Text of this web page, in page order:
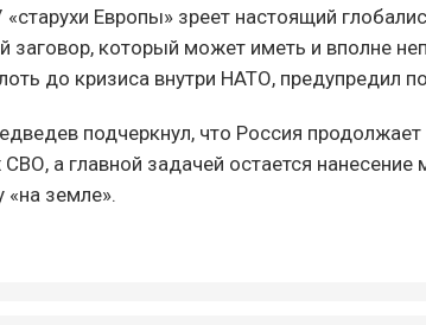
Европы» зреет настоящий
заговор, который может иметь и вполне
до кризиса внутри НАТО, предупредил
подчеркнул, что Россия
а главной задачей остается нанесение
«на земле».